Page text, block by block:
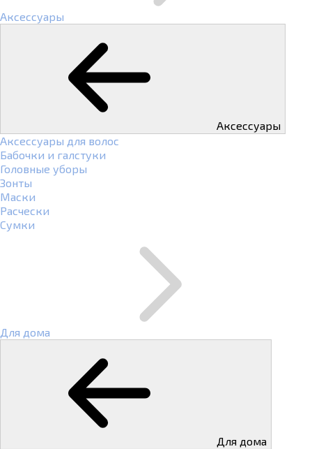
Аксессуары
Аксессуары
Аксессуары для волос
Бабочки и галстуки
Головные уборы
Зонты
Маски
Расчески
Сумки
Для дома
Для дома